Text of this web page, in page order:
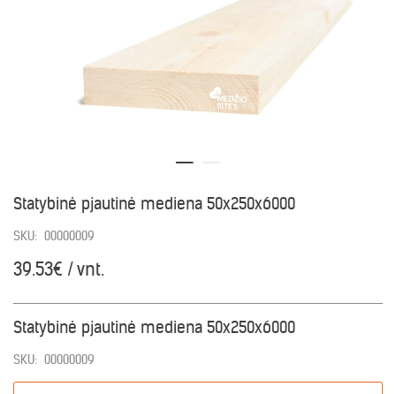
Statybinė pjautinė mediena 50x250x6000
SKU: 00000009
39.53€ / vnt.
Statybinė pjautinė mediena 50x250x6000
SKU: 00000009